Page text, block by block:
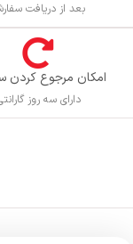
بعد از دریافت
امکان مرجوع کردن
دارای سه روز